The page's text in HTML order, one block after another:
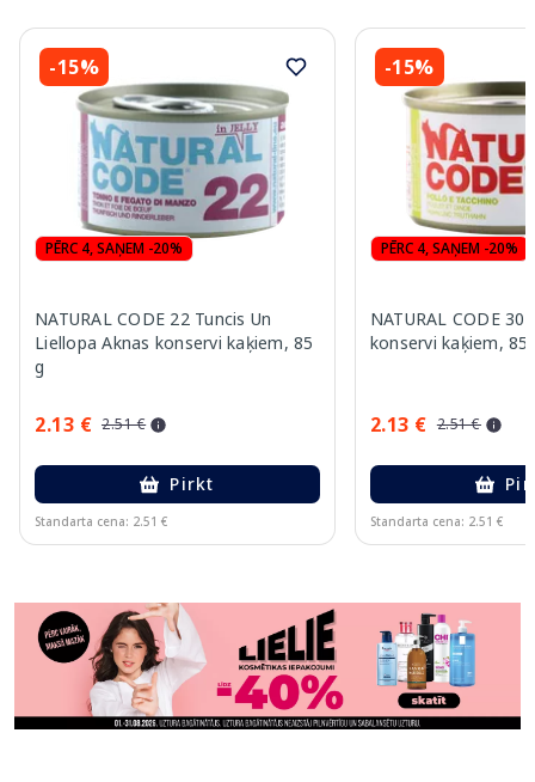
-15%
PĒRC 4, SAŅEM -20%
NATURAL CODE 22 Tuncis Un
Liellopa Aknas konservi kaķiem, 85
g
2.13 € 2.51 €
Pirkt
Standarta cena: 2.51 €
-15%
PĒRC 4, SAŅEM -20%
NATURAL CODE
konservi kaķiem, 85
2.13 € 2.51 €
Standarta cena: 2.51 €